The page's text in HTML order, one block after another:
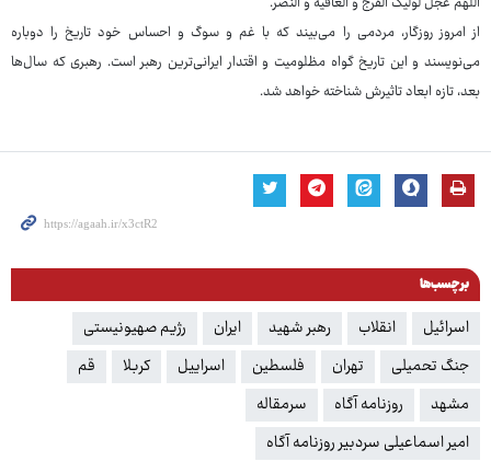
از امروز روزگار، مردمی را می‌بیند که با غم و سوگ و احساس خود تاریخ را دوباره
می‌نویسند و این تاریخ گواه مظلومیت و اقتدار ایرانی‌ترین رهبر است. رهبری که سال‌ها
بعد، تازه ابعاد تاثیرش شناخته خواهد شد.
برچسب‌ها
اسرائیل انقلاب رهبر شهید ایران
رژیم صهیونیستی
جنگ تحمیلی
تهران فلسطین اسراییل کربلا
قم
مشهد
روزنامه آگاه
سرمقاله
امیر اسماعیلی سردبیر روزنامه آگاه